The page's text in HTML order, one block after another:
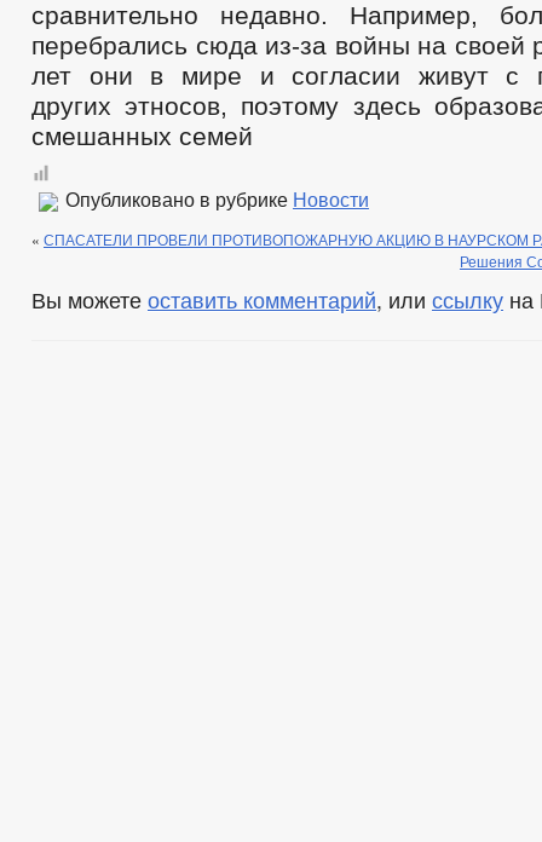
сравнительно недавно. Например,
перебрались сюда из-за войны на своей
лет они в мире и согласии живут с
других этносов, поэтому здесь
смешанных семей
Опубликовано в рубрике Новости
« СПАСАТЕЛИ ПРОВЕЛИ ПРОТИВОПОЖАРНУЮ АКЦИЮ В НАУРСКОМ
Решения
Вы можете оставить комментарий, или ссылку на